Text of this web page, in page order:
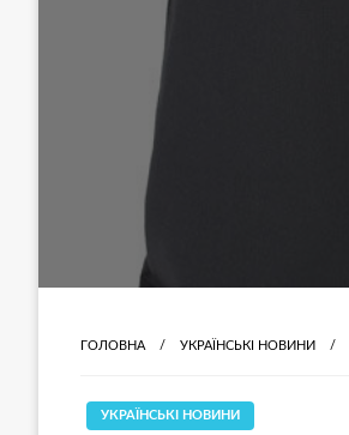
ГОЛОВНА УКРАЇНСЬКІ НОВИНИ
УКРАЇНСЬКІ НОВИНИ